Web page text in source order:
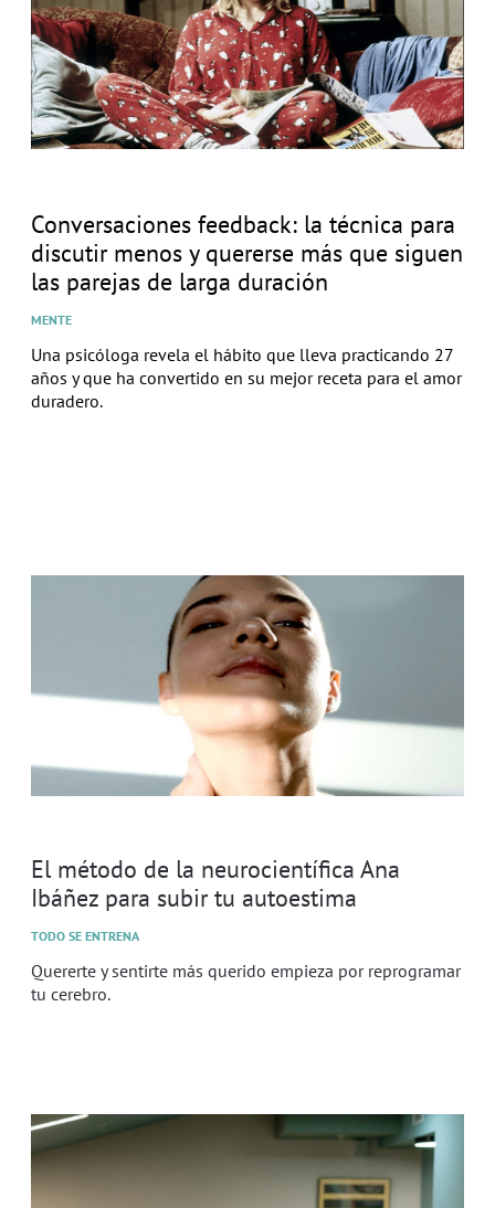
Conversaciones feedback: la técnica para
discutir menos y quererse más que siguen
las parejas de larga duración
MENTE
Una psicóloga revela el hábito que lleva practicando 27
años y que ha convertido en su mejor receta para el amor
duradero.
El método de la neurocientífica Ana
Ibáñez para subir tu autoestima
TODO SE ENTRENA
Quererte y sentirte más querido empieza por reprogramar
tu cerebro.